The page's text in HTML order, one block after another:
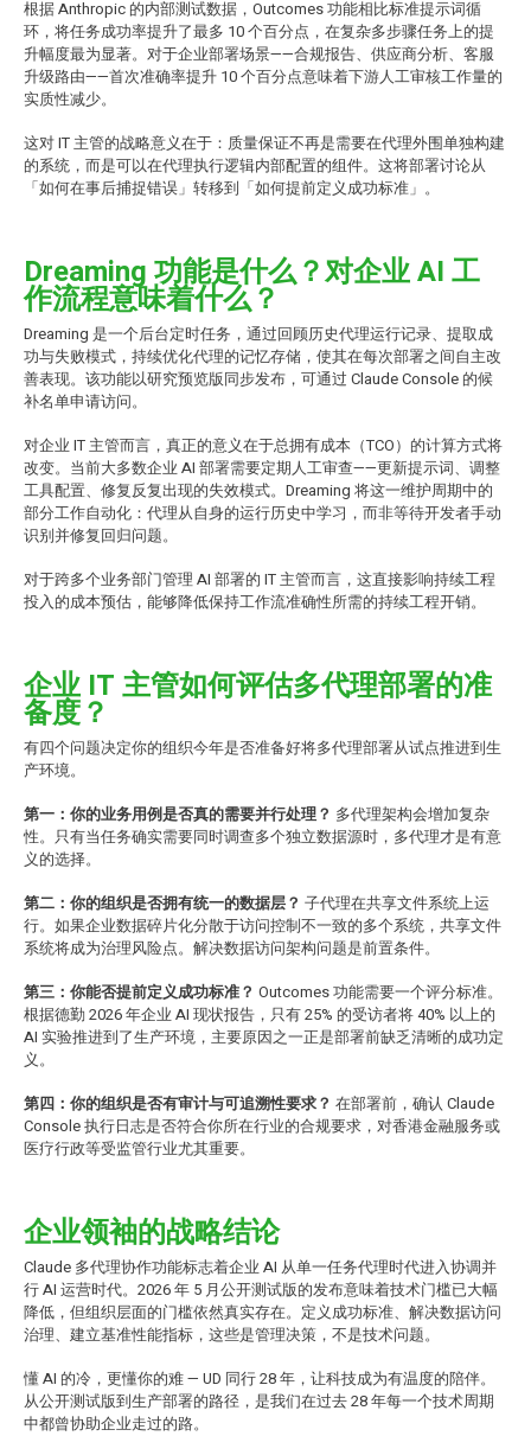
根据 Anthropic 的内部测试数据，Outcomes 功能相比标准提示词循
环，将任务成功率提升了最多 10 个百分点，在复杂多步骤任务上的提
升幅度最为显著。对于企业部署场景——合规报告、供应商分析、客服
升级路由——首次准确率提升 10 个百分点意味着下游人工审核工作量的
实质性减少。
这对 IT 主管的战略意义在于：质量保证不再是需要在代理外围单独构建
的系统，而是可以在代理执行逻辑内部配置的组件。这将部署讨论从
「如何在事后捕捉错误」转移到「如何提前定义成功标准」。
Dreaming 功能是什么？对企业 AI 工
作流程意味着什么？
Dreaming 是一个后台定时任务，通过回顾历史代理运行记录、提取成
功与失败模式，持续优化代理的记忆存储，使其在每次部署之间自主改
善表现。该功能以研究预览版同步发布，可通过 Claude Console 的候
补名单申请访问。
对企业 IT 主管而言，真正的意义在于总拥有成本（TCO）的计算方式将
改变。当前大多数企业 AI 部署需要定期人工审查——更新提示词、调整
工具配置、修复反复出现的失效模式。Dreaming 将这一维护周期中的
部分工作自动化：代理从自身的运行历史中学习，而非等待开发者手动
识别并修复回归问题。
对于跨多个业务部门管理 AI 部署的 IT 主管而言，这直接影响持续工程
投入的成本预估，能够降低保持工作流准确性所需的持续工程开销。
企业 IT 主管如何评估多代理部署的准
备度？
有四个问题决定你的组织今年是否准备好将多代理部署从试点推进到生
产环境。
第一：你的业务用例是否真的需要并行处理？ 多代理架构会增加复杂
性。只有当任务确实需要同时调查多个独立数据源时，多代理才是有意
义的选择。
第二：你的组织是否拥有统一的数据层？ 子代理在共享文件系统上运
行。如果企业数据碎片化分散于访问控制不一致的多个系统，共享文件
系统将成为治理风险点。解决数据访问架构问题是前置条件。
第三：你能否提前定义成功标准？ Outcomes 功能需要一个评分标准。
根据德勤 2026 年企业 AI 现状报告，只有 25% 的受访者将 40% 以上的
AI 实验推进到了生产环境，主要原因之一正是部署前缺乏清晰的成功定
义。
第四：你的组织是否有审计与可追溯性要求？ 在部署前，确认 Claude
Console 执行日志是否符合你所在行业的合规要求，对香港金融服务或
医疗行政等受监管行业尤其重要。
企业领袖的战略结论
Claude 多代理协作功能标志着企业 AI 从单一任务代理时代进入协调并
行 AI 运营时代。2026 年 5 月公开测试版的发布意味着技术门槛已大幅
降低，但组织层面的门槛依然真实存在。定义成功标准、解决数据访问
治理、建立基准性能指标，这些是管理决策，不是技术问题。
懂 AI 的冷，更懂你的难 — UD 同行 28 年，让科技成为有温度的陪伴。
从公开测试版到生产部署的路径，是我们在过去 28 年每一个技术周期
中都曾协助企业走过的路。